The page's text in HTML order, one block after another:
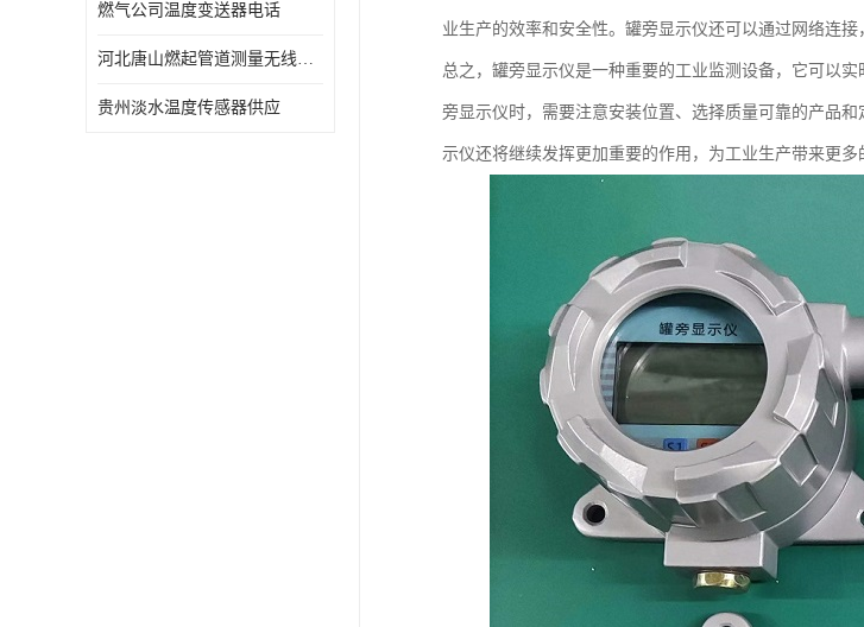
燃气公司温度变送器电话
河北唐山燃起管道测量无线压力变送器型号 性能稳定
贵州淡水温度传感器供应
业生产的效率和安全性。罐旁显示仪还可以通过网络连接
总之，罐旁显示仪是一种重要的工业监测设备，它可以
旁显示仪时，需要注意安装位置、选择质量可靠的产品
示仪还将继续发挥更加重要的作用，为工业生产带来更多